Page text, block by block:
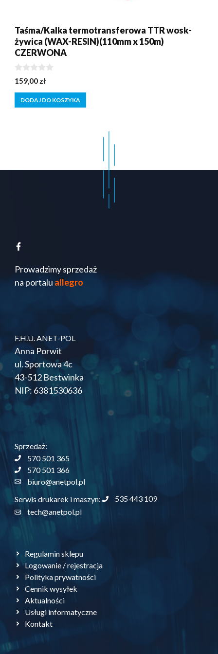
Taśma/Kalka termotransferowa TTR wosk-
żywica (WAX-RESIN)(110mm x 150m)
CZERWONA
0
z
5
159,00 zł
DODAJ DO KOSZYKA
Prowadzimy sprzedaż
na portalu allegro
F.H.U. ANET-POL
Anna Porwit
ul. Sportowa 4c
43-512 Bestwinka
NIP: 6381530636
Sprzedaż:
570 501 365
570 501 366
biuro@anetpol.pl
Serwis drukarek i maszyn:
535 443 109
tech@anetpol.pl
Regulamin sklepu
Logowanie / rejestracja
Polityka prywatności
Cennik wysyłek
Aktualności
Usługi informatyczne
Kontakt